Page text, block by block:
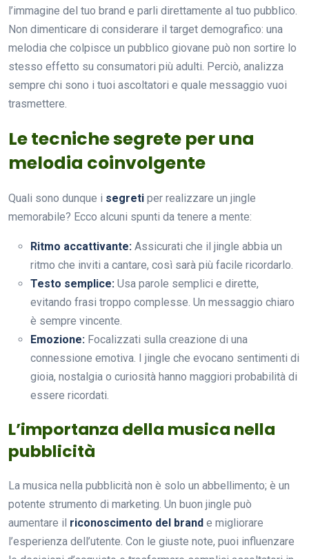
l’immagine del tuo brand e parli direttamente al tuo pubblico.
Non dimenticare di considerare il target demografico: una
melodia che colpisce un pubblico giovane può non sortire lo
stesso effetto su consumatori più adulti. Perciò, analizza
sempre chi sono i tuoi ascoltatori e quale messaggio vuoi
trasmettere.
Le tecniche segrete per una
melodia coinvolgente
Quali sono dunque i segreti per realizzare un jingle
memorabile? Ecco alcuni spunti da tenere a mente:
Ritmo accattivante: Assicurati che il jingle abbia un
ritmo che inviti a cantare, così sarà più facile ricordarlo.
Testo semplice: Usa parole semplici e dirette,
evitando frasi troppo complesse. Un messaggio chiaro
è sempre vincente.
Emozione: Focalizzati sulla creazione di una
connessione emotiva. I jingle che evocano sentimenti di
gioia, nostalgia o curiosità hanno maggiori probabilità di
essere ricordati.
L’importanza della musica nella
pubblicità
La musica nella pubblicità non è solo un abbellimento; è un
potente strumento di marketing. Un buon jingle può
aumentare il riconoscimento del brand e migliorare
l’esperienza dell’utente. Con le giuste note, puoi influenzare